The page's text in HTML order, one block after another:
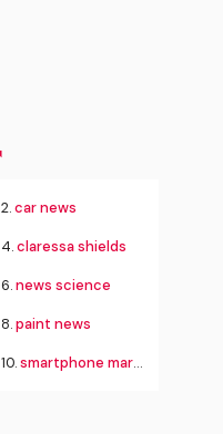
2.car news
4.claressa shields
6.news science
8.paint news
10.smartphone market